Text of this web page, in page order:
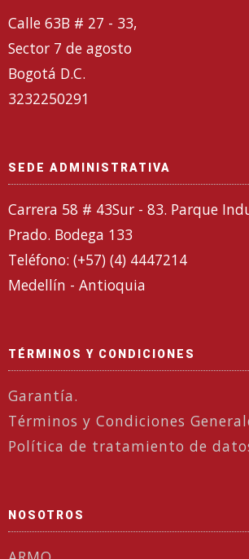
Calle 63B # 27 - 33,
Sector 7 de agosto
Bogotá D.C.
3232250291
SEDE ADMINISTRATIVA
Carrera 58 # 43Sur - 83. Parque
Prado. Bodega 133
Teléfono: (+57) (4) 4447214
Medellín - Antioquia
TÉRMINOS Y CONDICIONES
Garantía.
Términos y Condiciones
Política de tratamiento de
NOSOTROS